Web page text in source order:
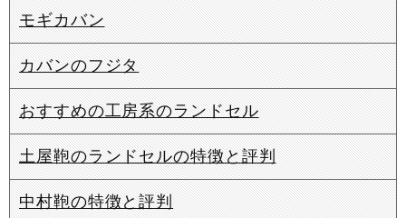
モギカバン
カバンのフジタ
おすすめの工房系のランドセル
土屋鞄のランドセルの特徴と評判
中村鞄の特徴と評判